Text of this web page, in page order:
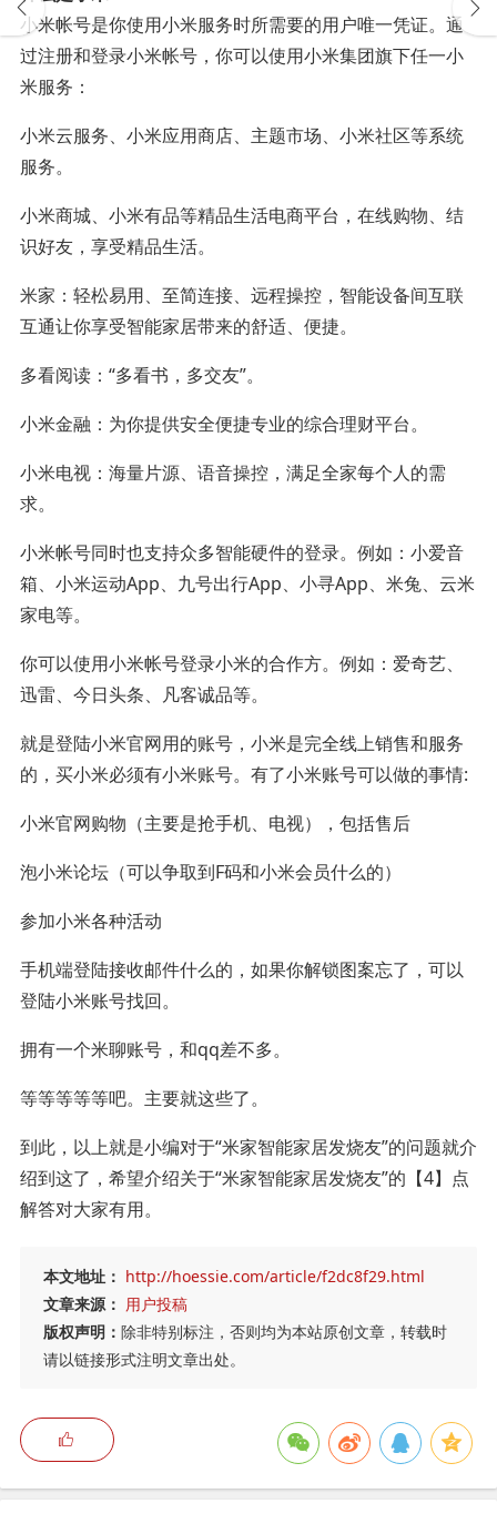
小米帐号是你使用小米服务时所需要的用户唯一凭证。通
过注册和登录小米帐号，你可以使用小米集团旗下任一小
米服务：
小米云服务、小米应用商店、主题市场、小米社区等系统
服务。
小米商城、小米有品等精品生活电商平台，在线购物、结
识好友，享受精品生活。
米家：轻松易用、至简连接、远程操控，智能设备间互联
互通让你享受智能家居带来的舒适、便捷。
多看阅读：“多看书，多交友”。
小米金融：为你提供安全便捷专业的综合理财平台。
小米电视：海量片源、语音操控，满足全家每个人的需
求。
小米帐号同时也支持众多智能硬件的登录。例如：小爱音
箱、小米运动App、九号出行App、小寻App、米兔、云米
家电等。
你可以使用小米帐号登录小米的合作方。例如：爱奇艺、
迅雷、今日头条、凡客诚品等。
就是登陆小米官网用的账号，小米是完全线上销售和服务
的，买小米必须有小米账号。有了小米账号可以做的事情:
小米官网购物（主要是抢手机、电视），包括售后
泡小米论坛（可以争取到F码和小米会员什么的）
参加小米各种活动
手机端登陆接收邮件什么的，如果你解锁图案忘了，可以
登陆小米账号找回。
拥有一个米聊账号，和qq差不多。
等等等等等吧。主要就这些了。
到此，以上就是小编对于“米家智能家居发烧友”的问题就介
绍到这了，希望介绍关于“米家智能家居发烧友”的【4】点
解答对大家有用。
本文地址： http://hoessie.com/article/f2dc8f29.html
文章来源： 用户投稿
版权声明： 除非特别标注，否则均为本站原创文章，转载时
请以链接形式注明文章出处。